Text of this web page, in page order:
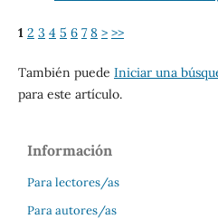
1 2 3 4 5 6 7 8 > >>
También puede Iniciar una
para este artículo.
Información
Para lectores/as
Para autores/as